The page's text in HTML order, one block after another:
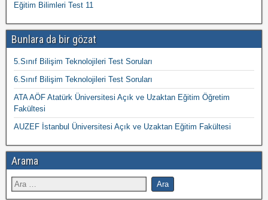
Eğitim Bilimleri Test 11
Bunlara da bir gözat
5.Sınıf Bilişim Teknolojileri Test Soruları
6.Sınıf Bilişim Teknolojileri Test Soruları
ATA AÖF Atatürk Üniversitesi Açık ve Uzaktan Eğitim Öğretim
Fakültesi
AUZEF İstanbul Üniversitesi Açık ve Uzaktan Eğitim Fakültesi
Arama